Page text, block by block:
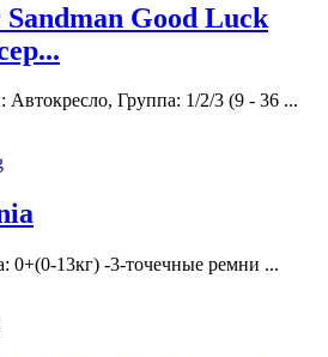
Good Luck
Автокресло, Группа: 1/2/3 (9 - 36 ...
0+(0-13кг) -3-точечные ремни ...